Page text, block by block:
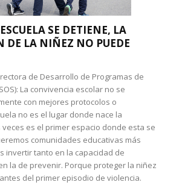
SE DETIENE, LA
DE LA NIÑEZ NO PUEDE
de Desarrollo de Programas de
La convivencia escolar no se
con mejores protocolos o
no es el lugar donde nace la
es el primer espacio donde esta se
comunidades educativas más
invertir tanto en la capacidad de
la de prevenir. Porque proteger la niñez
del primer episodio de violencia.